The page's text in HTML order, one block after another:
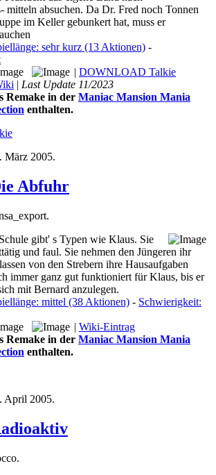
mitteln absuchen. Da Dr. Fred noch Tonnen
im Keller gebunkert hat, muss er
sehr kurz (13 Aktionen) -
| DOWNLOAD Talkie
| Last Update 11/2023
Remake in der Maniac Mansion Mania
enthalten.
März 2005.
Abfuhr
gibt' s Typen wie Klaus. Sie
und faul. Sie nehmen den Jüngeren ihr
von den Strebern ihre Hausaufgaben
immer ganz gut funktioniert für Klaus, bis er
mit Bernard anzulegen.
mittel (38 Aktionen) - Schwierigkeit:
| Wiki-Eintrag
Remake in der Maniac Mansion Mania
enthalten.
April 2005.